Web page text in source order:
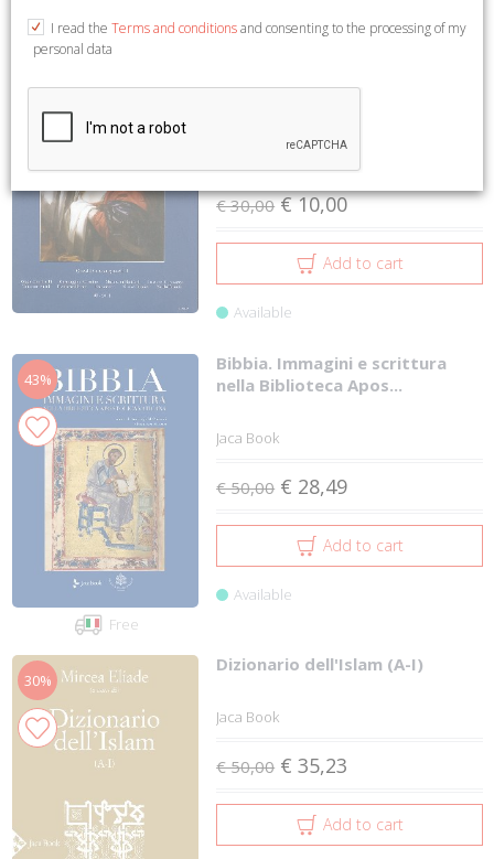
Libro Co. Italia
€ 30,00 € 10,00
Add to cart
Available
43%
Free
Bibbia. Immagini e scrittura
nella Biblioteca Apos...
Jaca Book
€ 50,00 € 28,49
Add to cart
Available
30%
Dizionario dell'Islam (A-I)
Jaca Book
€ 50,00 € 35,23
Add to cart
I read the Terms and conditionsand consenting to the processing of my
personal data